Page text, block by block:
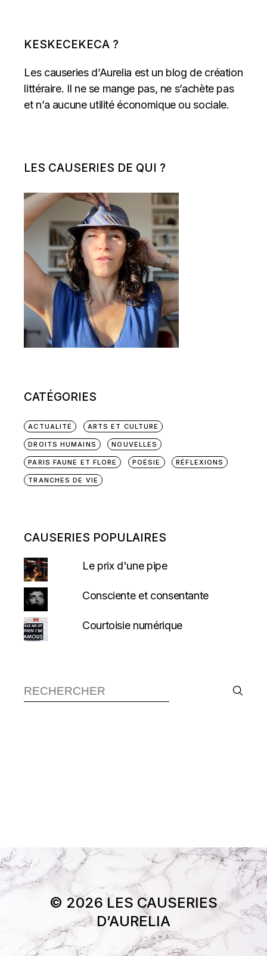
KESKECEKECA ?
Les causeries d’Aurelia est un blog de création
littéraire. Il ne se mange pas, ne s’achète pas
et n’a aucune utilité économique ou sociale.
LES CAUSERIES DE QUI ?
CATÉGORIES
ACTUALITÉ ARTS ET CULTURE
DROITS HUMAINS NOUVELLES
PARIS FAUNE ET FLORE POÉSIE RÉFLEXIONS
TRANCHES DE VIE
CAUSERIES POPULAIRES
Le prix d'une pipe
Consciente et consentante
Courtoisie numérique
Recherche :
© 2026 LES CAUSERIES
D’AURELIA